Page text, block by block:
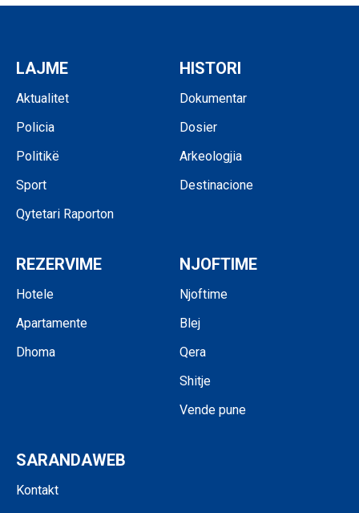
LAJME
Aktualitet
Policia
Politikë
Sport
Qytetari Raporton
HISTORI
Dokumentar
Dosier
Arkeologjia
Destinacione
REZERVIME
Hotele
Apartamente
Dhoma
NJOFTIME
Njoftime
Blej
Qera
Shitje
Vende pune
SARANDAWEB
Kontakt